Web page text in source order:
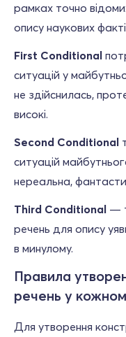
рамках точно
опису наукових
First Conditional
ситуацій у
не здійснилась,
високі.
Second Conditional
ситуацій
нереальна,
Third Conditional —
речень для опису
в минулому.
Правила
речень у
Для утворення